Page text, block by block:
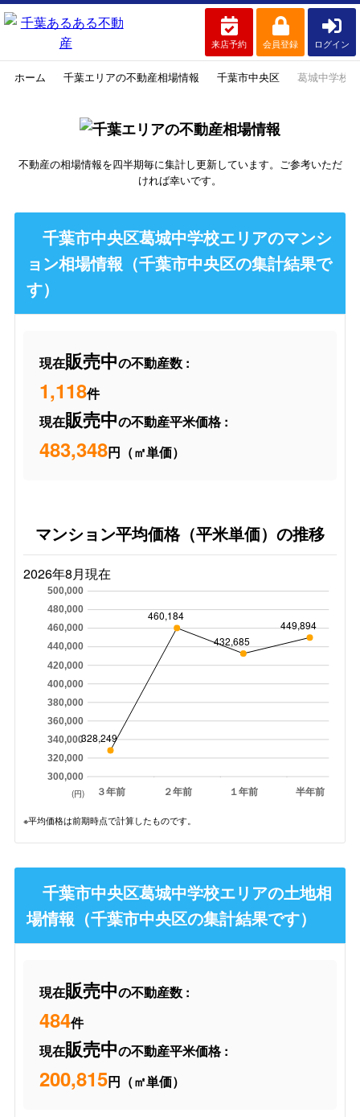
来店予約 会員登録 ログイン
ホーム 千葉エリアの不動産相場情報 千葉市中央区 葛城中学校
不動産の相場情報を四半期毎に集計し更新しています。ご参考いただ
ければ幸いです。
千葉市中央区葛城中学校エリアのマンシ
ョン相場情報（千葉市中央区の集計結果で
す）
現在販売中の不動産数 :
1,118件
現在販売中の不動産平米価格 :
483,348円（㎡単価）
マンション平均価格（平米単価）の推移
2026年8月現在
３年前 ２年前 １年前 半年前
300,000
320,000
340,000
360,000
380,000
400,000
420,000
440,000
460,000
480,000
500,000
328,249
460,184
432,685
449,894
(円)
※平均価格は前期時点で計算したものです。
千葉市中央区葛城中学校エリアの土地相
場情報（千葉市中央区の集計結果です）
現在販売中の不動産数 :
484件
現在販売中の不動産平米価格 :
200,815円（㎡単価）